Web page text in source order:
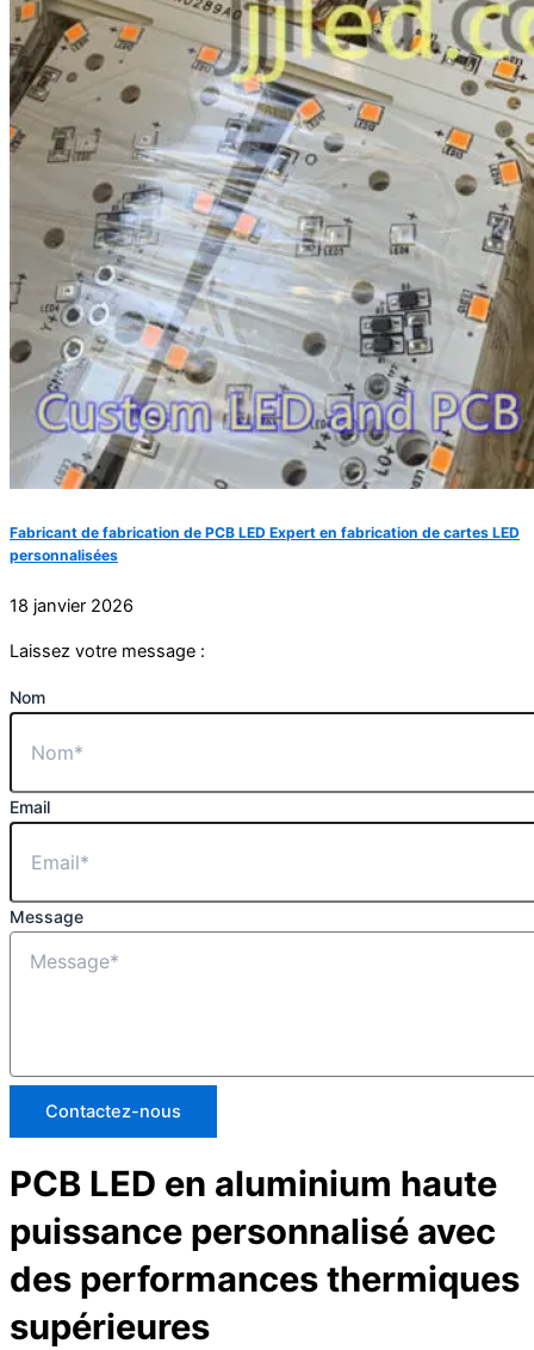
Fabricant de fabrication de PCB LED Expert en fabrication de cartes LED
personnalisées
18 janvier 2026
Laissez votre message :
Nom
Email
Message
Contactez-nous
PCB LED en aluminium haute
puissance personnalisé avec
des performances thermiques
supérieures